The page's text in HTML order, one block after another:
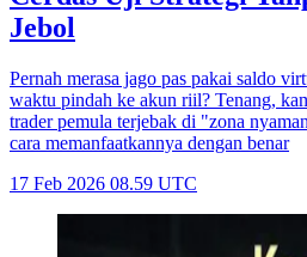
Jebol
Pernah merasa jago pas pakai saldo
waktu pindah ke akun riil? Tenang,
trader pemula terjebak di "zona
cara memanfaatkannya dengan benar
17 Feb 2026 08.59 UTC